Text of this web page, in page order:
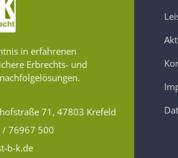
in erfahrenen
Erbrechts- und
71, 47803 Krefeld
76967 500
b-k.de